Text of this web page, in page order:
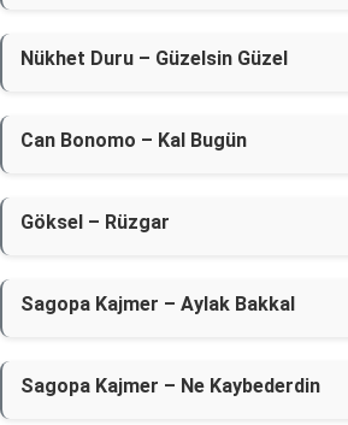
Nükhet Duru – Güzelsin Güzel
Can Bonomo – Kal Bugün
Göksel – Rüzgar
Sagopa Kajmer – Aylak Bakkal
Sagopa Kajmer – Ne Kaybederdin